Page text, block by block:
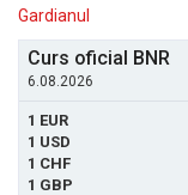
Gardianul
Curs oficial BNR
6.08.2026
1 EUR
1 USD
1 CHF
1 GBP